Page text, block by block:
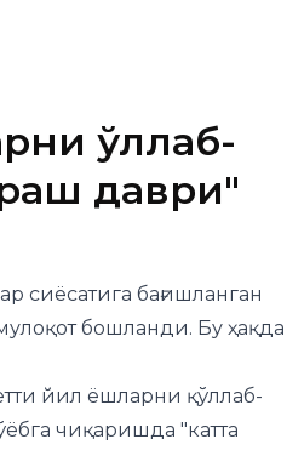
қўллаб-
даври"
сиёсатига бағишланган
бошланди. Бу ҳақда
йил ёшларни қўллаб-
чиқаришда "катта